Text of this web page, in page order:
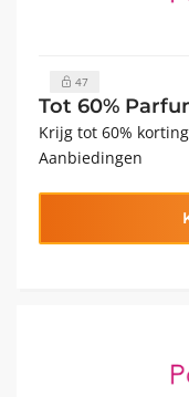
47
Tot 60%
Krijg tot 60%
Aanbiedingen